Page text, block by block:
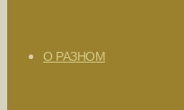
О РАЗНОМ